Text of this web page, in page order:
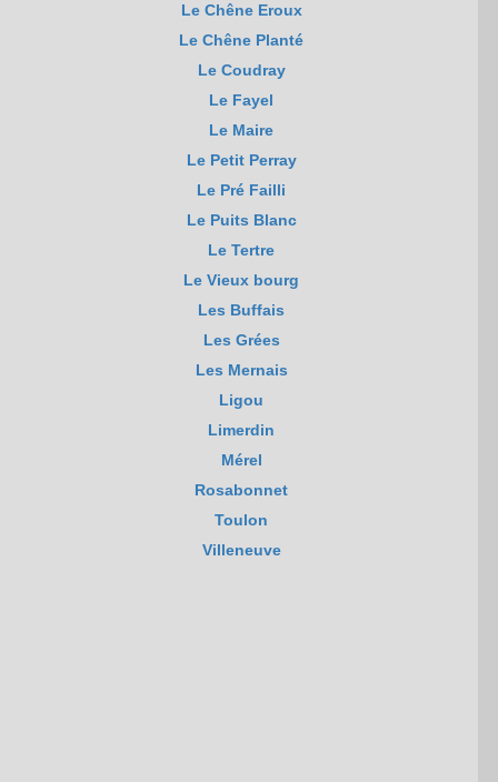
Le Chêne Eroux
Le Chêne Planté
Le Coudray
Le Fayel
Le Maire
Le Petit Perray
Le Pré Failli
Le Puits Blanc
Le Tertre
Le Vieux bourg
Les Buffais
Les Grées
Les Mernais
Ligou
Limerdin
Mérel
Rosabonnet
Toulon
Villeneuve